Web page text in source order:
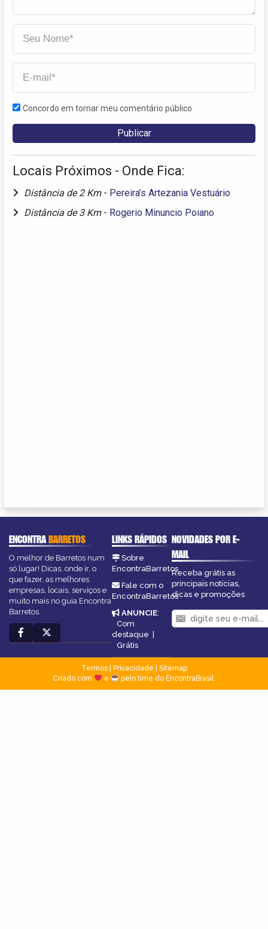
Concordo em tornar meu comentário público
Locais Próximos - Onde Fica:
Distância de 2 Km - Pereira’s Artezania Vestuário
Distância de 3 Km - Rogerio Minuncio Poiano
ENCONTRABARRETOS
O melhor de Barretos num
só lugar! Dicas, onde ir, o
que fazer, as melhores
empresas, locais, serviços e
muito mais no guia Encontra
Barretos.
LINKS RÁPIDOS
Sobre
EncontraBarretos
Fale com o
EncontraBarretos
ANUNCIE:
Com
destaque
Grátis
NOVIDADES POR E-
MAIL
Receba grátis as
principais notícias,
dicas e promoções
Termos| Privacidade
Sitemap
Criado com
e pelo time do EncontraBrasil